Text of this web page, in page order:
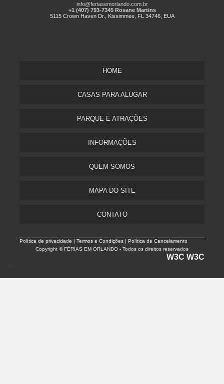
info@feriasemorlando.com.br
+1 (407) 793-7345 Rosane Martins
5115 Crown Haven Dr., Kissimmee, FL 34746, EUA
HOME
CASAS PARA ALUGAR
PARQUE E ATRAÇÕES
INFORMAÇÕES
QUEM SOMOS
MAPA DO SITE
CONTATO
Política de privacidade |Termos e Condições | Política de Cancelamento
Copyright © FÉRIAS EM ORLANDO - Todos os direitos reservados
W3C W3C